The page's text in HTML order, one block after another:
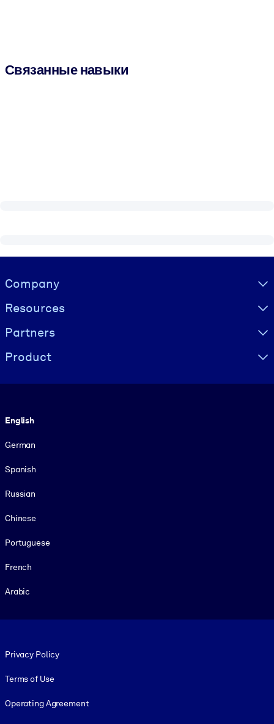
Связанные навыки
Visually hidden Text
Company
Resources
Partners
Product
English
German
Spanish
Russian
Chinese
Portuguese
French
Arabic
Privacy Policy
Terms of Use
Operating Agreement